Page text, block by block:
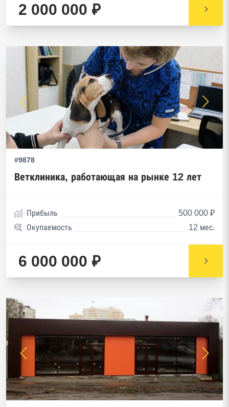
2 000 000 ₽
#9878
Ветклиника, работающая на рынке 12 лет
Прибыль
500 000 ₽
Окупаемость
12 мес.
6 000 000 ₽